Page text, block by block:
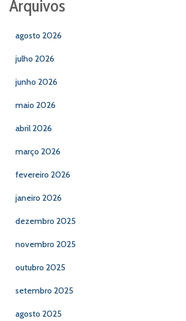
Arquivos
agosto 2026
julho 2026
junho 2026
maio 2026
abril 2026
março 2026
fevereiro 2026
janeiro 2026
dezembro 2025
novembro 2025
outubro 2025
setembro 2025
agosto 2025